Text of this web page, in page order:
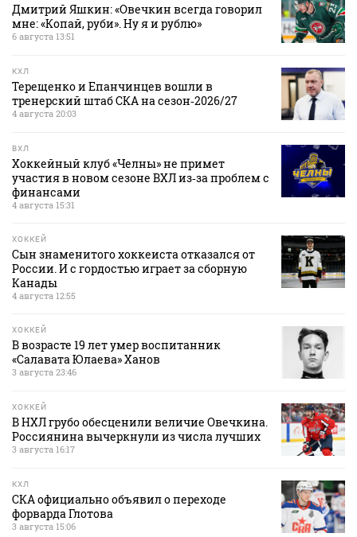
Дмитрий Яшкин: «Овечкин всегда говорил
мне: «Копай, руби». Ну я и рублю»
6 августа 13:51
КХЛ
Терещенко и Епанчинцев вошли в
тренерский штаб СКА на сезон‑2026/27
4 августа 20:03
ВХЛ
Хоккейный клуб «Челны» не примет
участия в новом сезоне ВХЛ из‑за проблем с
финансами
4 августа 15:31
ХОККЕЙ
Сын знаменитого хоккеиста отказался от
России. И с гордостью играет за сборную
Канады
4 августа 12:55
ХОККЕЙ
В возрасте 19 лет умер воспитанник
«Салавата Юлаева» Ханов
3 августа 23:46
ХОККЕЙ
В НХЛ грубо обесценили величие Овечкина.
Россиянина вычеркнули из числа лучших
3 августа 16:17
КХЛ
СКА официально объявил о переходе
форварда Глотова
3 августа 15:06